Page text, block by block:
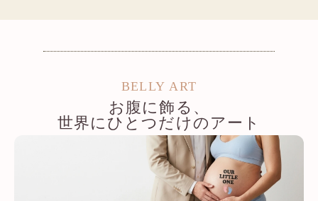
BELLY ART
お腹に飾る、
世界にひとつだけのアート